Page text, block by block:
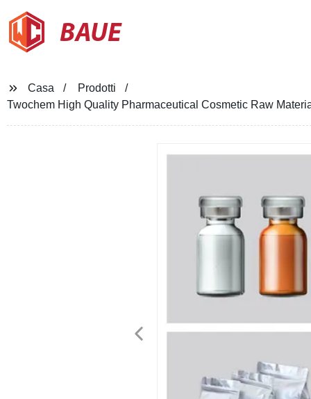
BAUE
Casa
Prodotti
Twochem High Quality Pharmaceutical Cosmetic Raw